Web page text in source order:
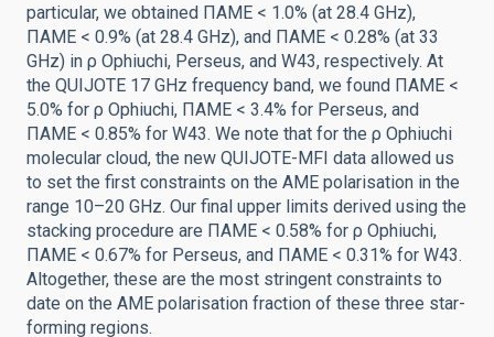
particular, we obtained ΠAME < 1.0% (at 28.4 GHz),
ΠAME < 0.9% (at 28.4 GHz), and ΠAME < 0.28% (at 33
GHz) in ρ Ophiuchi, Perseus, and W43, respectively. At
the QUIJOTE 17 GHz frequency band, we found ΠAME <
5.0% for ρ Ophiuchi, ΠAME < 3.4% for Perseus, and
ΠAME < 0.85% for W43. We note that for the ρ Ophiuchi
molecular cloud, the new QUIJOTE-MFI data allowed us
to set the first constraints on the AME polarisation in the
range 10–20 GHz. Our final upper limits derived using the
stacking procedure are ΠAME < 0.58% for ρ Ophiuchi,
ΠAME < 0.67% for Perseus, and ΠAME < 0.31% for W43.
Altogether, these are the most stringent constraints to
date on the AME polarisation fraction of these three star-
forming regions.